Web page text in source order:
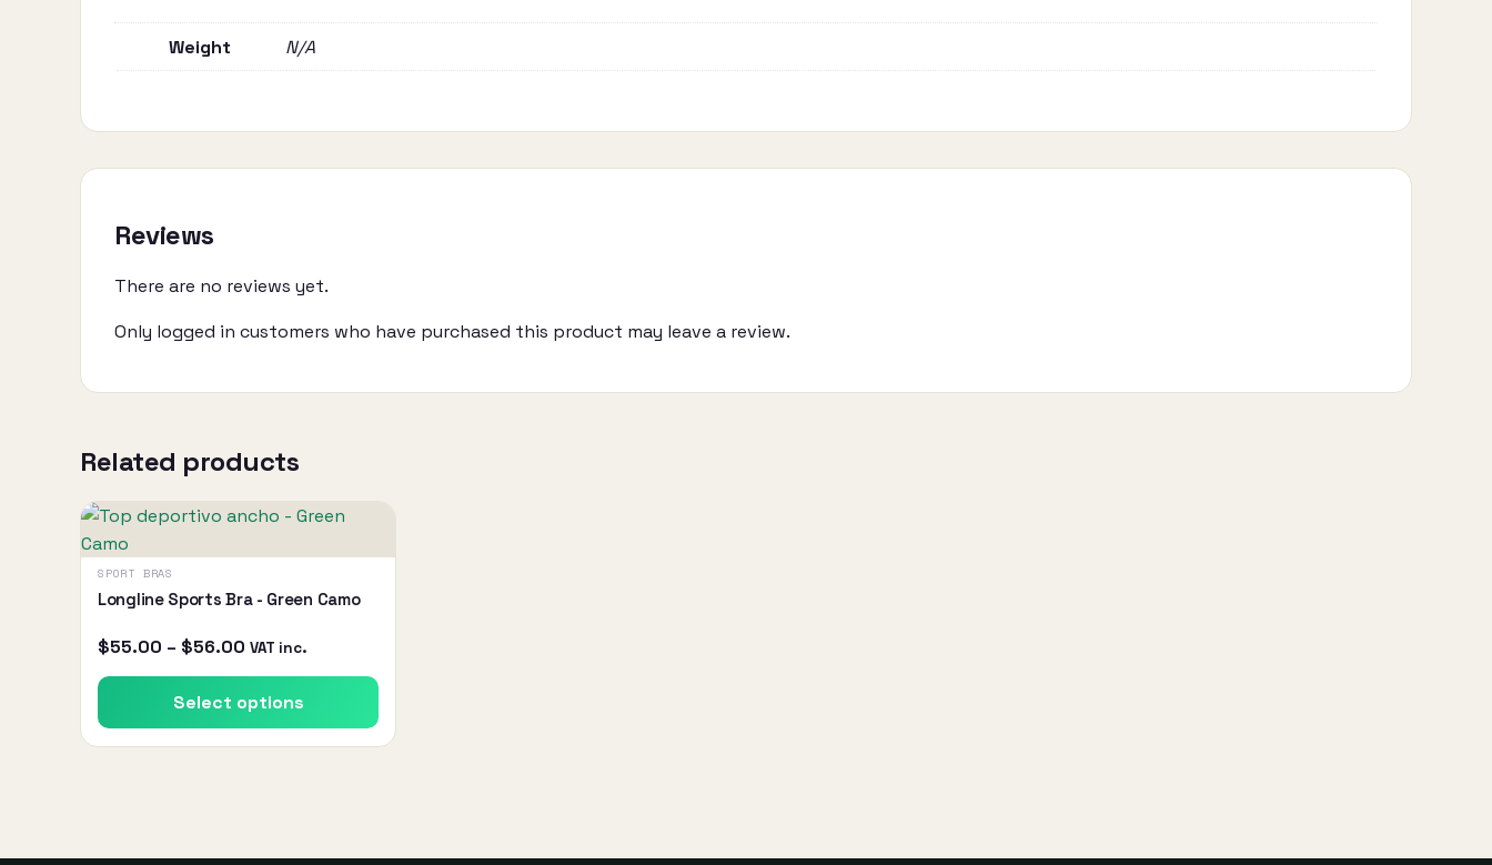
Weight N/A
Reviews
There are no reviews yet.
Only logged in customers who have purchased this product may leave a review.
Related products
SPORT BRAS
Longline Sports Bra - Green Camo
$55.00 – $56.00 Price
range:
$55.00
through
VAT inc.
Select options
This
product
has
multiple
The
options
be